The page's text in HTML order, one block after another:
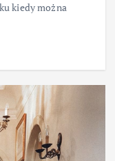
kiedy można